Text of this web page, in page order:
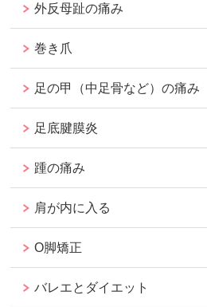
外反母趾の痛み
巻き爪
足の甲（中足骨など）の痛み
足底腱膜炎
踵の痛み
肩が内に入る
O脚矯正
バレエとダイエット